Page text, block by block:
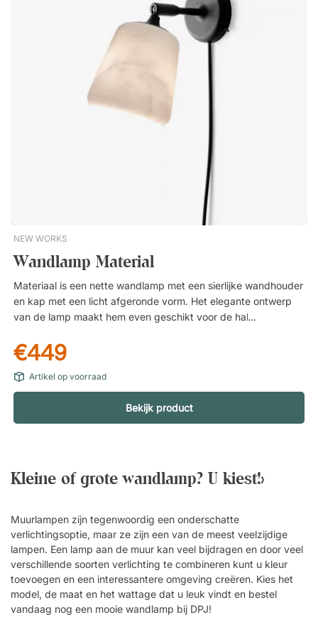
m). Verspreidt een zacht licht. Gemaakt van duurzaam
NEW WORKS
Wandlamp Material
Materiaal is een nette wandlamp met een sierlijke wandhouder
en kap met een licht afgeronde vorm. Het elegante ontwerp
van de lamp maakt hem even geschikt voor de hal als voor
Unieke lampenkap in verschillende materialen. Kantel
waarmee u het licht kunt richten. Zwart snoer van 2,5 m
meegeleverd. Muurbevestiging met ingebouwde schakelaar.
€449
Artikel op voorraad
Bekijk product
Kleine ofgrote wandlamp? U kiest!>
Muurlampen zijn tegenwoordig een onderschatte
verlichtingsoptie, maar ze zijn een van de meest veelzijdige
lampen. Een lamp aan de muur kan veel bijdragen en door veel
verschillende soorten verlichting te combineren kunt u kleur
toevoegen en een interessantere omgeving creëren. Kies het
model, de maat en het wattage dat u leuk vindt en bestel
vandaag nog een mooie wandlamp bij DPJ!